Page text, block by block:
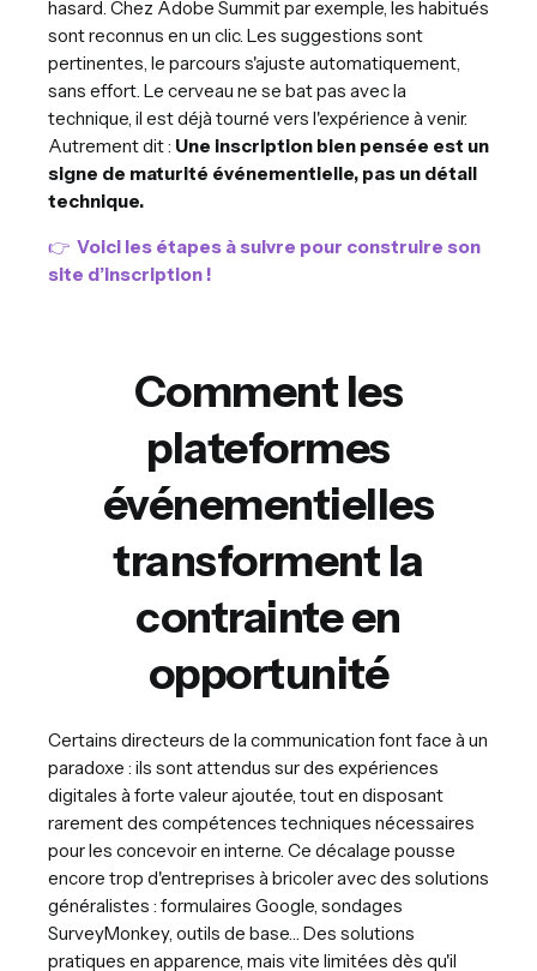
hasard. Chez Adobe Summit par exemple, les habitués
sont reconnus en un clic. Les suggestions sont
pertinentes, le parcours s'ajuste automatiquement,
sans effort. Le cerveau ne se bat pas avec la
technique, il est déjà tourné vers l'expérience à venir.
Autrement dit : Une inscription bien pensée est un
signe de maturité événementielle, pas un détail
technique.
👉 Voici les étapes à suivre pour construire son
site d’inscription !
Comment les
plateformes
événementielles
transforment la
contrainte en
opportunité
Certains directeurs de la communication font face à un
paradoxe : ils sont attendus sur des expériences
digitales à forte valeur ajoutée, tout en disposant
rarement des compétences techniques nécessaires
pour les concevoir en interne. Ce décalage pousse
encore trop d'entreprises à bricoler avec des solutions
généralistes : formulaires Google, sondages
SurveyMonkey, outils de base… Des solutions
pratiques en apparence, mais vite limitées dès qu'il